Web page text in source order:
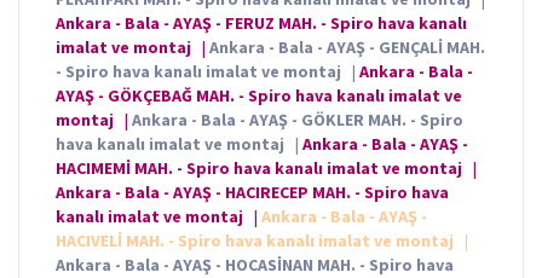
Ankara - Bala - AYAŞ - FERUZ MAH. - Spiro hava kanalı
imalat ve montaj | Ankara - Bala - AYAŞ - GENÇALİ MAH.
- Spiro hava kanalı imalat ve montaj | Ankara - Bala -
AYAŞ - GÖKÇEBAĞ MAH. - Spiro hava kanalı imalat ve
montaj | Ankara - Bala - AYAŞ - GÖKLER MAH. - Spiro
hava kanalı imalat ve montaj | Ankara - Bala - AYAŞ -
HACIMEMİ MAH. - Spiro hava kanalı imalat ve montaj |
Ankara - Bala - AYAŞ - HACIRECEP MAH. - Spiro hava
kanalı imalat ve montaj | Ankara - Bala - AYAŞ -
HACIVELİ MAH. - Spiro hava kanalı imalat ve montaj
|
Ankara - Bala - AYAŞ - HOCASİNAN MAH. - Spiro hava